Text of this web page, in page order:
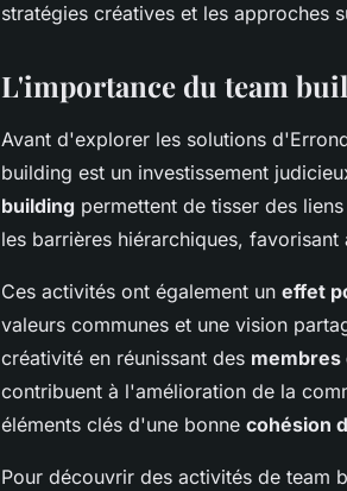
stratégies créatives et les approches
L'importance du team
Avant d'explorer les solutions
building est un investissement
building permettent de tisser des
les barrières hiérarchiques,
Ces activités ont également un effet
valeurs communes et une vision
créativité en réunissant des membres
contribuent à l'amélioration de la
éléments clés d'une bonne cohésion
Pour découvrir des activités de team